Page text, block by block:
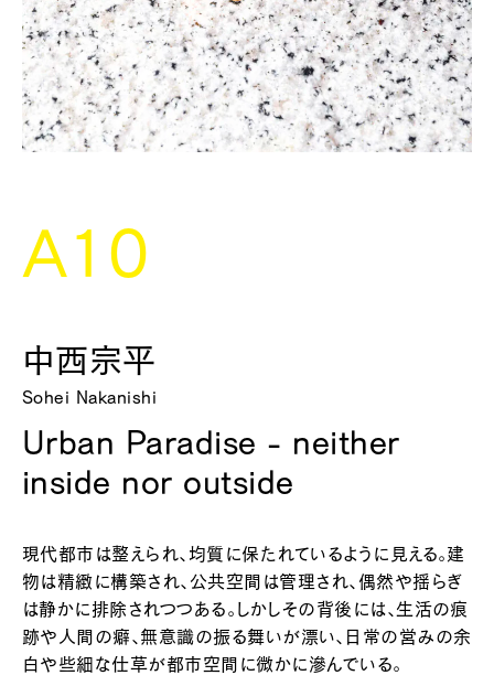
A10
中西宗平
Sohei Nakanishi
Urban Paradise - neither
inside nor outside
現代都市は整えられ、均質に保たれているように見える。建
物は精緻に構築され、公共空間は管理され、偶然や揺らぎ
は静かに排除されつつある。しかしその背後には、生活の痕
跡や人間の癖、無意識の振る舞いが漂い、日常の営みの余
白や些細な仕草が都市空間に微かに滲んでいる。